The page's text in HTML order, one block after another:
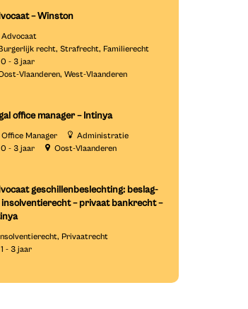
– Winston
Advocaat
recht Strafrecht Familierecht
0 - 3 jaar
Vlaanderen West-Vlaanderen
office manager – Intinya
Office Manager
Administratie
0 - 3 jaar
Oost-Vlaanderen
geschillenbeslechting: beslag-
insolventierecht – privaat bankrecht –
Privaatrecht
1 - 3 jaar